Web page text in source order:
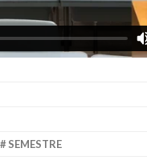
SEMESTRE